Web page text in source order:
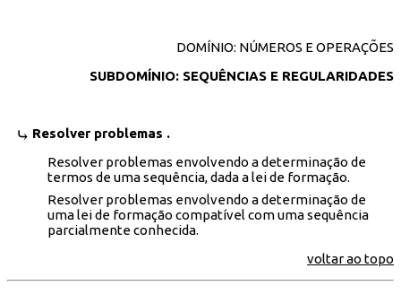
DOMÍNIO: NÚMEROS E OPERAÇÕES
SUBDOMÍNIO: SEQUÊNCIAS E REGULARIDADES
Resolver problemas .
Resolver problemas envolvendo a determinação de
termos de uma sequência, dada a lei de formação.
Resolver problemas envolvendo a determinação de
uma lei de formação compatível com uma sequência
parcialmente conhecida.
voltar ao topo